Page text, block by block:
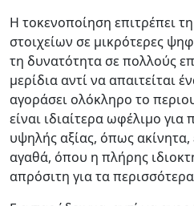
Η τοκενοποίηση επιτρέπει
στοιχείων σε μικρότερες
τη δυνατότητα σε πολλούς
μερίδια αντί να απαιτείται
αγοράσει ολόκληρο το
είναι ιδιαίτερα ωφέλιμο για
υψηλής αξίας, όπως
αγαθά, όπου η πλήρης
απρόσιτη για τα